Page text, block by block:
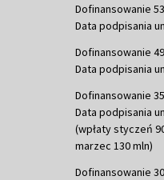
Dofinansowanie
Data podpisania
Dofinansowanie
Data podpisania
Dofinansowanie
Data podpisania
(wpłaty styczeń
marzec 130 mln)
Dofinansowanie